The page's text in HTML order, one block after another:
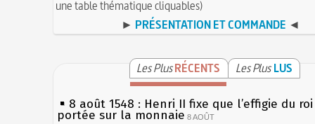
une table thématique cliquables)
► PRÉSENTATION ET COMMANDE ◄
Les PlusRÉCENTS Les Plus LUS
8 août 1548 : Henri II fixe que l’effigie du
portée sur la monnaie 8 AOÛT